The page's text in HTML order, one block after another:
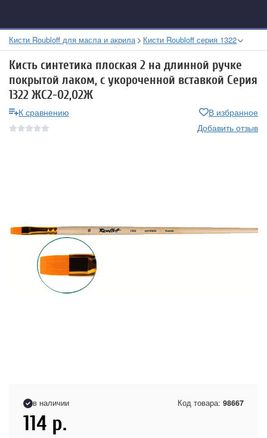
Кисти Roubloff для масла и акрила Кисти Roubloff серия 1322
Кисть синтетика плоская 2 на длинной ручке
покрытой лаком, с укороченной вставкой Серия
1322 ЖС2-02,02Ж
К сравнению
В избранное
Добавить отзыв
в наличии Код товара: 98667
114 р.